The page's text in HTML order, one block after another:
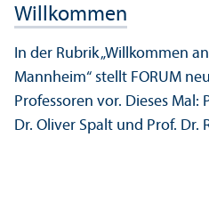
Willkommen
In der Rubrik „Willkommen
Mannheim“ stellt FORUM
Professoren vor. Dieses Mal:
Dr. Oliver Spalt und Prof. Dr.